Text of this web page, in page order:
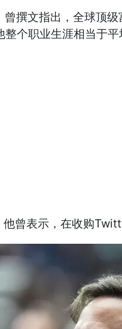
撰文指出，全球顶
个职业生涯相当于平
曾表示，在收购